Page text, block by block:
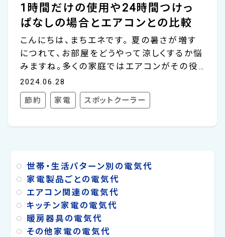
1時間だけの使用や24時間つけっ
ぱなしの場合とエアコンとの比較
こんにちは、まちエネです。 夏の暑さが増す
につれて、お部屋をどうやって涼しくするか悩
みますね。多くの家庭ではエアコンがその役
割を担っていますが、エアコン以外にも冷房
機器として注目されているものがあります。
それがスポットクーラーです。 スポットクーラ
気代をお伝えしますと、スポットクーラーを1
時間使うと20.1円、24時間つけっぱなしにす
ると482.4円かかります。（電気料金単価は30
円/kWhにて計算） このコラムでは、スポット
クーラ...
2024.06.28
節約 家電 スポットクーラー
世帯・生活パターン別の電気代
家電製品ごとの電気代
エアコン関連の電気代
キッチン家電の電気代
暖房器具の電気代
その他家電の電気代